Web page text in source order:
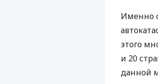
Именно
этого
и 20
данной